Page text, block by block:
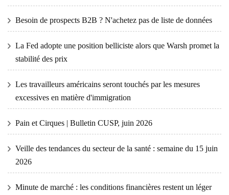
Besoin de prospects B2B ? N'achetez pas de liste de données
La Fed adopte une position belliciste alors que Warsh promet la
stabilité des prix
Les travailleurs américains seront touchés par les mesures
excessives en matière d'immigration
Pain et Cirques | Bulletin CUSP, juin 2026
Veille des tendances du secteur de la santé : semaine du 15 juin
2026
Minute de marché : les conditions financières restent un léger